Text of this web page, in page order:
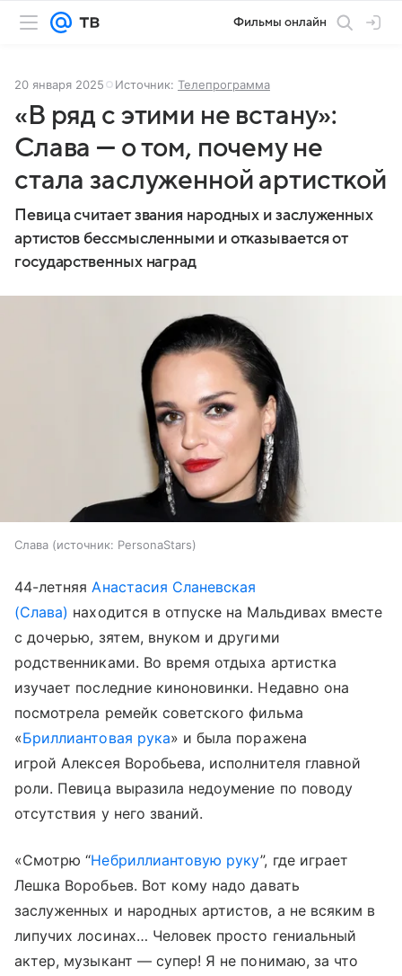
Фильмы онлайн
20 января 2025 Источник: Телепрограмма
«В ряд с этими не встану»:
Слава — о том, почему не
стала заслуженной артисткой
Певица считает звания народных и заслуженных
артистов бессмысленными и отказывается от
государственных наград
Слава источник: PersonaStars
44-летняяАнастасия Сланевская
(Слава) находится в отпуске на Мальдивах вместе
с дочерью, зятем, внуком и другими
родственниками. Во время отдыха артистка
изучает последние киноновинки. Недавно она
посмотрела ремейк советского фильма
«Бриллиантовая рука» и была поражена
игрой Алексея Воробьева, исполнителя главной
роли. Певица выразила недоумение по поводу
отсутствия у него званий.
«Смотрю “Небриллиантовую руку”, где играет
Лешка Воробьев. Вот кому надо давать
заслуженных и народных артистов, а не всяким в
липучих лосинах… Человек просто гениальный
актер, музыкант — супер! Я не понимаю, за что